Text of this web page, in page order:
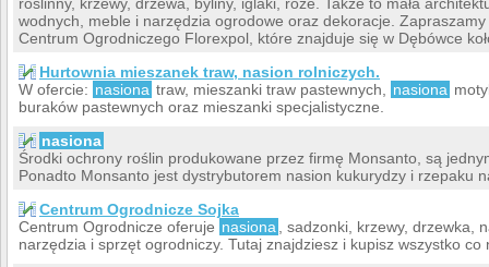
wodnych, meble i narzędzia ogrodowe oraz dekoracje.
Centrum Ogrodniczego Florexpol, które znajduje się w Dębówce
Hurtownia mieszanek traw, nasion rolniczych.
W ofercie: nasiona traw, mieszanki traw pastewnych, nasiona
buraków pastewnych oraz mieszanki specjalistyczne.
nasiona
Środki ochrony roślin produkowane przez firmę Monsanto, są
Ponadto Monsanto jest dystrybutorem nasion kukurydzy i rzepaku
Centrum Ogrodnicze Sojka
Centrum Ogrodnicze oferuje nasiona
, sadzonki, krzewy, drzewka,
narzędzia i sprzęt ogrodniczy. Tutaj znajdziesz i kupisz wszystko co